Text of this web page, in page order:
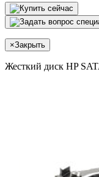
×Закрыть
Жесткий диск HP